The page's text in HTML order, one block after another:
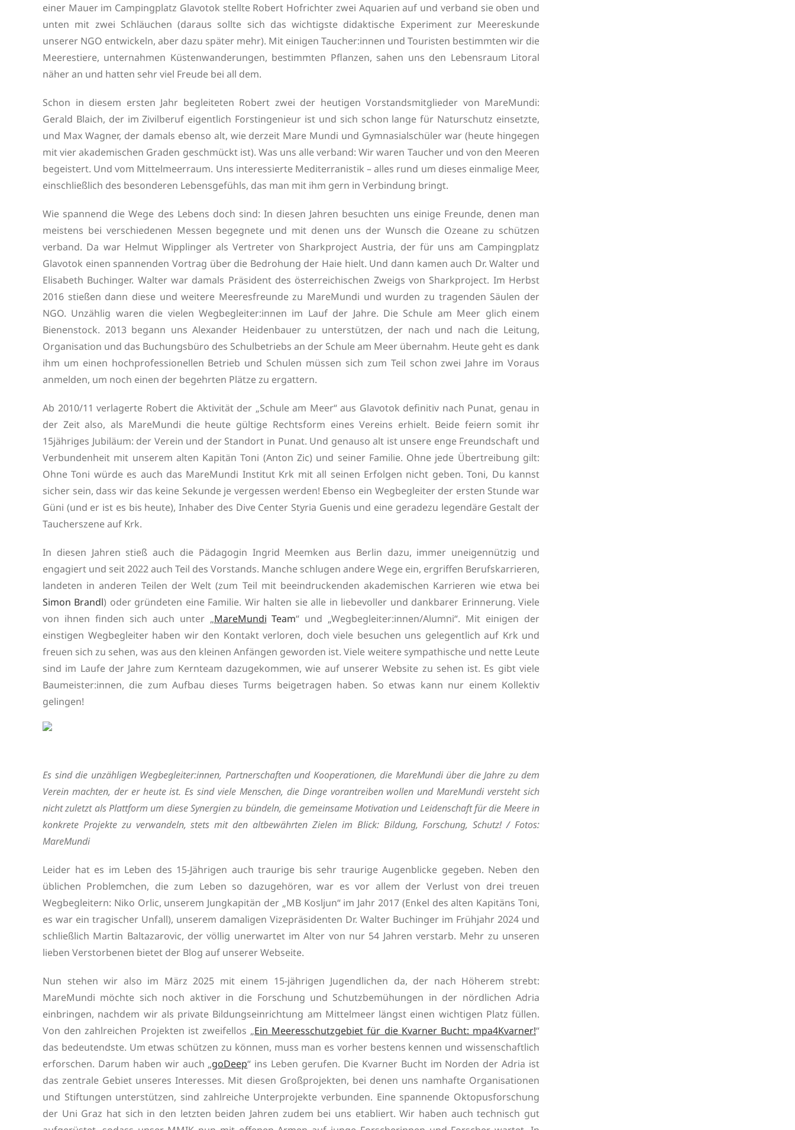
einer Mauer im Campingplatz Glavotok stellte Robert Hofrichter zwei Aquarien auf und verband sie oben und
unten mit zwei Schläuchen (daraus sollte sich das wichtigste didaktische Experiment zur Meereskunde
unserer NGO entwickeln, aber dazu später mehr). Mit einigen Taucher:innen und Touristen bestimmten wir die
Meerestiere, unternahmen Küstenwanderungen, bestimmten Pflanzen, sahen uns den Lebensraum Litoral
näher an und hatten sehr viel Freude bei all dem.
Schon in diesem ersten Jahr begleiteten Robert zwei der heutigen Vorstandsmitglieder von MareMundi:
Gerald Blaich, der im Zivilberuf eigentlich Forstingenieur ist und sich schon lange für Naturschutz einsetzte,
und Max Wagner, der damals ebenso alt, wie derzeit Mare Mundi und Gymnasialschüler war (heute hingegen
mit vier akademischen Graden geschmückt ist). Was uns alle verband: Wir waren Taucher und von den Meeren
begeistert. Und vom Mittelmeerraum. Uns interessierte Mediterranistik – alles rund um dieses einmalige Meer,
einschließlich des besonderen Lebensgefühls, das man mit ihm gern in Verbindung bringt.
Wie spannend die Wege des Lebens doch sind: In diesen Jahren besuchten uns einige Freunde, denen man
meistens bei verschiedenen Messen begegnete und mit denen uns der Wunsch die Ozeane zu schützen
verband. Da war Helmut Wipplinger als Vertreter von Sharkproject Austria, der für uns am Campingplatz
Glavotok einen spannenden Vortrag über die Bedrohung der Haie hielt. Und dann kamen auch Dr. Walter und
Elisabeth Buchinger. Walter war damals Präsident des österreichischen Zweigs von Sharkproject. Im Herbst
2016 stießen dann diese und weitere Meeresfreunde zu MareMundi und wurden zu tragenden Säulen der
NGO. Unzählig waren die vielen Wegbegleiter:innen im Lauf der Jahre. Die Schule am Meer glich einem
Bienenstock. 2013 begann uns Alexander Heidenbauer zu unterstützen, der nach und nach die Leitung,
Organisation und das Buchungsbüro des Schulbetriebs an der Schule am Meer übernahm. Heute geht es dank
ihm um einen hochprofessionellen Betrieb und Schulen müssen sich zum Teil schon zwei Jahre im Voraus
anmelden, um noch einen der begehrten Plätze zu ergattern.
Ab 2010/11 verlagerte Robert die Aktivität der „Schule am Meer“ aus Glavotok definitiv nach Punat, genau in
der Zeit also, als MareMundi die heute gültige Rechtsform eines Vereins erhielt. Beide feiern somit ihr
15jähriges Jubiläum: der Verein und der Standort in Punat. Und genauso alt ist unsere enge Freundschaft und
Verbundenheit mit unserem alten Kapitän Toni (Anton Zic) und seiner Familie. Ohne jede Übertreibung gilt:
Ohne Toni würde es auch das MareMundi Institut Krk mit all seinen Erfolgen nicht geben. Toni, Du kannst
sicher sein, dass wir das keine Sekunde je vergessen werden! Ebenso ein Wegbegleiter der ersten Stunde war
Güni (und er ist es bis heute), Inhaber des Dive Center Styria Guenis und eine geradezu legendäre Gestalt der
Taucherszene auf Krk.
In diesen Jahren stieß auch die Pädagogin Ingrid Meemken aus Berlin dazu, immer uneigennützig und
engagiert und seit 2022 auch Teil des Vorstands. Manche schlugen andere Wege ein, ergriffen Berufskarrieren,
landeten in anderen Teilen der Welt (zum Teil mit beeindruckenden akademischen Karrieren wie etwa bei
Simon Brandl) oder gründeten eine Familie. Wir halten sie alle in liebevoller und dankbarer Erinnerung. Viele
von ihnen finden sich auch unter „MareMundi Team“ und „Wegbegleiter:innen/Alumni“. Mit einigen der
einstigen Wegbegleiter haben wir den Kontakt verloren, doch viele besuchen uns gelegentlich auf Krk und
freuen sich zu sehen, was aus den kleinen Anfängen geworden ist. Viele weitere sympathische und nette Leute
sind im Laufe der Jahre zum Kernteam dazugekommen, wie auf unserer Website zu sehen ist. Es gibt viele
Baumeister:innen, die zum Aufbau dieses Turms beigetragen haben. So etwas kann nur einem Kollektiv
gelingen!
Es sind die unzähligen Wegbegleiter:innen, Partnerschaften und Kooperationen, die MareMundi über die Jahre zu dem
Verein machten, der er heute ist. Es sind viele Menschen, die Dinge vorantreiben wollen und MareMundi versteht sich
nicht zuletzt als Plattform um diese Synergien zu bündeln, die gemeinsame Motivation und Leidenschaft für die Meere in
konkrete Projekte zu verwandeln, stets mit den altbewährten Zielen im Blick: Bildung, Forschung, Schutz! / Fotos:
MareMundi
Leider hat es im Leben des 15-Jährigen auch traurige bis sehr traurige Augenblicke gegeben. Neben den
üblichen Problemchen, die zum Leben so dazugehören, war es vor allem der Verlust von drei treuen
Wegbegleitern: Niko Orlic, unserem Jungkapitän der „MB Kosljun“ im Jahr 2017 (Enkel des alten Kapitäns Toni,
es war ein tragischer Unfall), unserem damaligen Vizepräsidenten Dr. Walter Buchinger im Frühjahr 2024 und
schließlich Martin Baltazarovic, der völlig unerwartet im Alter von nur 54 Jahren verstarb. Mehr zu unseren
lieben Verstorbenen bietet der Blog auf unserer Webseite.
Nun stehen wir also im März 2025 mit einem 15-jährigen Jugendlichen da, der nach Höherem strebt:
MareMundi möchte sich noch aktiver in die Forschung und Schutzbemühungen in der nördlichen Adria
einbringen, nachdem wir als private Bildungseinrichtung am Mittelmeer längst einen wichtigen Platz füllen.
Von den zahlreichen Projekten ist zweifellos „Ein Meeresschutzgebiet für die Kvarner Bucht: mpa4Kvarner!“
das bedeutendste. Um etwas schützen zu können, muss man es vorher bestens kennen und wissenschaftlich
erforschen. Darum haben wir auch „goDeep“ ins Leben gerufen. Die Kvarner Bucht im Norden der Adria ist
das zentrale Gebiet unseres Interesses. Mit diesen Großprojekten, bei denen uns namhafte Organisationen
und Stiftungen unterstützen, sind zahlreiche Unterprojekte verbunden. Eine spannende Oktopusforschung
der Uni Graz hat sich in den letzten beiden Jahren zudem bei uns etabliert. Wir haben auch technisch gut